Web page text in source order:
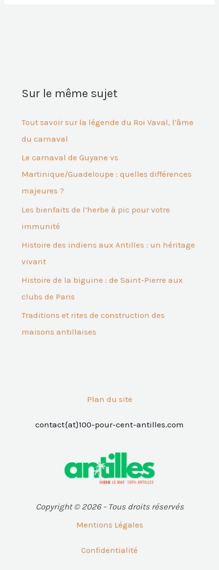
Sur le même sujet
Tout savoir sur la légende du Roi Vaval, l’âme
du carnaval
Le carnaval de Guyane vs
Martinique/Guadeloupe : quelles différences
majeures ?
Les bienfaits de l’herbe à pic pour votre
immunité
Histoire des indiens aux Antilles : un héritage
vivant
Histoire de la biguine : de Saint-Pierre aux
clubs de Paris
Traditions et rites de construction des
maisons antillaises
Plan du site
contact{at}100-pour-cent-antilles.com
Copyright © 2026 - Tous droits réservés
Mentions Légales
Confidentialité